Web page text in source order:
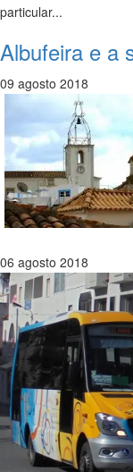
particular...
Albufeira e a
09 agosto 2018
06 agosto 2018